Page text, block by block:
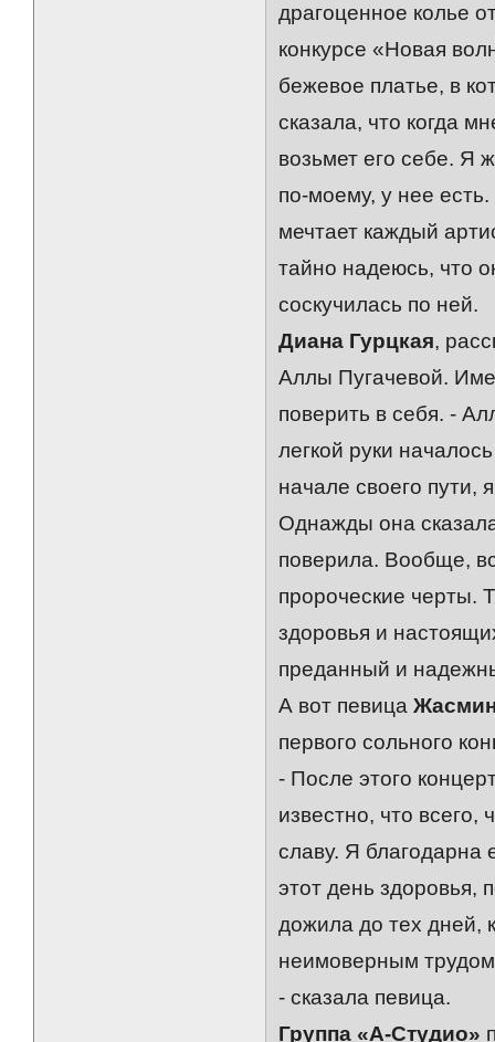
драгоценное колье
конкурсе «Новая
бежевое платье, в
сказала, что когда
возьмет его себе. Я
по-моему, у нее
мечтает каждый
тайно надеюсь, что
соскучилась по ней.
Диана Гурцкая,
Аллы Пугачевой.
поверить в себя. -
легкой руки
начале своего пути,
Однажды она
поверила. Вообще,
пророческие черты.
здоровья и
преданный и
А вот певица
первого сольного
- После этого
известно, что всего,
славу. Я благодарна
этот день здоровья,
дожила до тех дней,
неимоверным
- сказала певица.
Группа «А-Студио»